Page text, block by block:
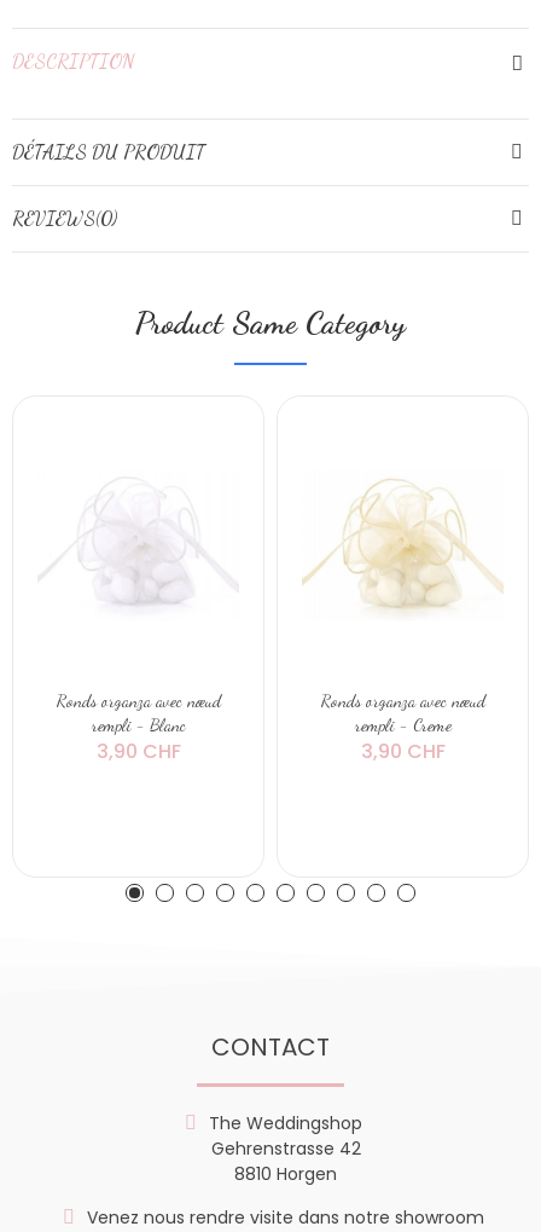
DESCRIPTION
DÉTAILS DU PRODUIT
REVIEWS(0)
Product Same Category
Ronds organza avec nœud
rempli - Blanc
3,90 CHF
Ronds organza avec nœud
rempli - Creme
3,90 CHF
CONTACT
The Weddingshop
Gehrenstrasse 42
8810 Horgen
Venez nous rendre visite dans notre showroom